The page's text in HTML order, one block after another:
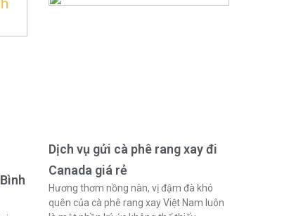
Dịch vụ gửi cà phê rang xay đi
Canada giá rẻ
Hương thơm nồng nàn, vị đậm đà khó
quên của cà phê rang xay Việt Nam luôn